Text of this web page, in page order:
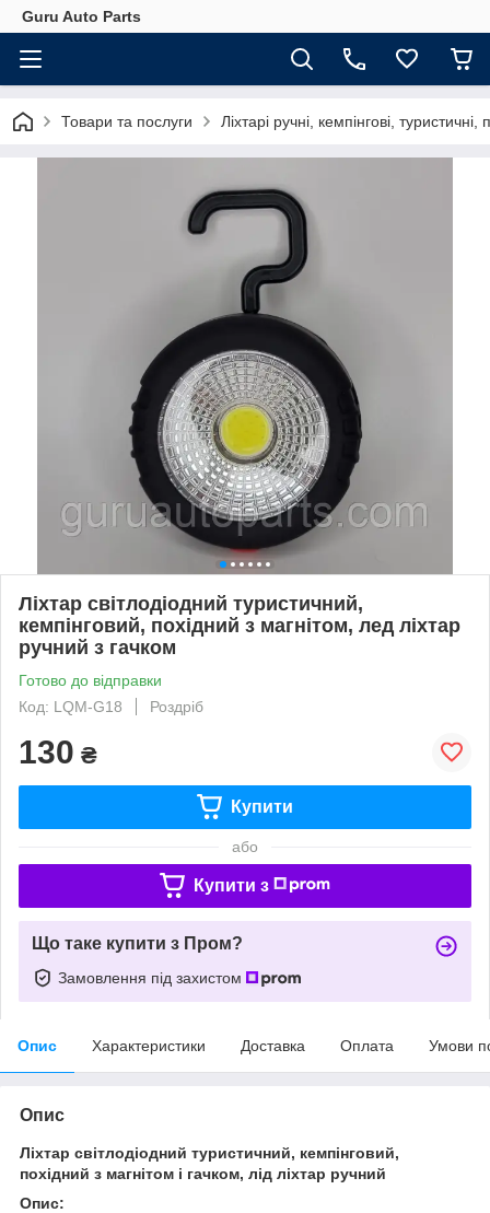
Guru Auto Parts
Товари та послуги Ліхтарі ручні, кемпінгові, туристичні,
Ліхтар світлодіодний туристичний,
кемпінговий, похідний з магнітом, лед ліхтар
ручний з гачком
Готово до відправки
Код: LQM-G18
Роздріб
130 ₴
Купити
або
Купити з
Що таке купити з Пром?
Замовлення під захистом
Опис Характеристики Доставка Оплата Умови
Опис
Ліхтар світлодіодний туристичний, кемпінговий,
похідний з магнітом і гачком, лід ліхтар ручний
Опис: